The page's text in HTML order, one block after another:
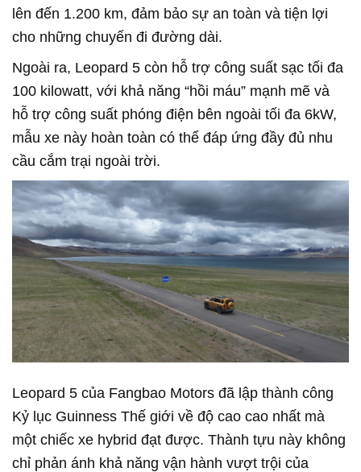
lên đến 1.200 km, đảm bảo sự an toàn và tiện lợi
cho những chuyến đi đường dài.
Ngoài ra, Leopard 5 còn hỗ trợ công suất sạc tối đa
100 kilowatt, với khả năng “hồi máu” mạnh mẽ và
hỗ trợ công suất phóng điện bên ngoài tối đa 6kW,
mẫu xe này hoàn toàn có thể đáp ứng đầy đủ nhu
cầu cắm trại ngoài trời.
Leopard 5 của Fangbao Motors đã lập thành công
Kỷ lục Guinness Thế giới về độ cao cao nhất mà
một chiếc xe hybrid đạt được. Thành tựu này không
chỉ phản ánh khả năng vận hành vượt trội của